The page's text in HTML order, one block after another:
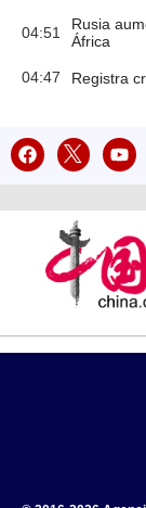
04:51
Rusia
África
04:47 Registra